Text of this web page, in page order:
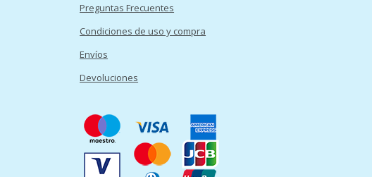
Preguntas Frecuentes
Condiciones de uso y compra
Envíos
Devoluciones